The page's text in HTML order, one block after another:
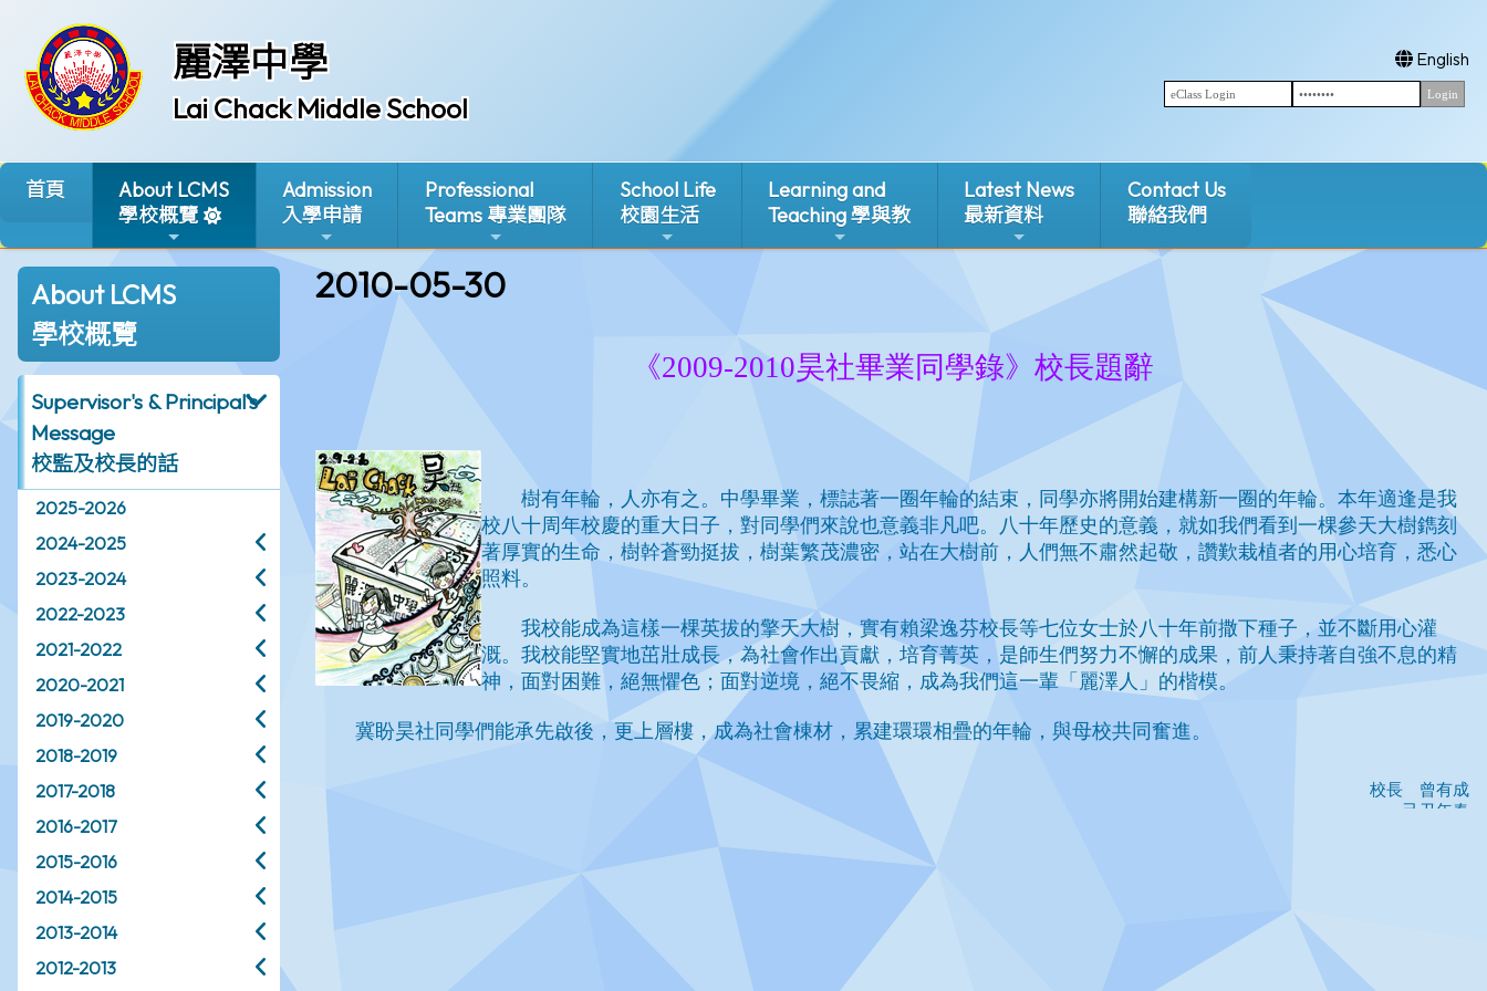
麗澤中學
Lai Chack Middle School
English
首頁
About LCMS
學校概覽
Admission
入學申請
Professional
Teams 專業團隊
School Life
校園生活
Learning and
Teaching 學與教
Latest News
最新資料
Contact Us
聯絡我們
About LCMS
學校概覽
Supervisor's & Principal's
Message
校監及校長的話
2025-2026
2024-2025
2023-2024
2022-2023
2021-2022
2020-2021
2019-2020
2018-2019
2017-2018
2016-2017
2015-2016
2014-2015
2013-2014
2012-2013
2010-05-30